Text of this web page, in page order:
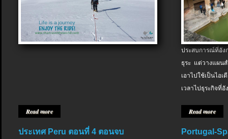
Read more
ประสบการณ์ที่อัง
ธุระ แต่วางแผน
เอาไปใช้เป็นไอ
เวลาไปธุระกิจที่อั
Read more
ประเทศ Peru ตอนที่ 4 ตอนจบ
Portugal-